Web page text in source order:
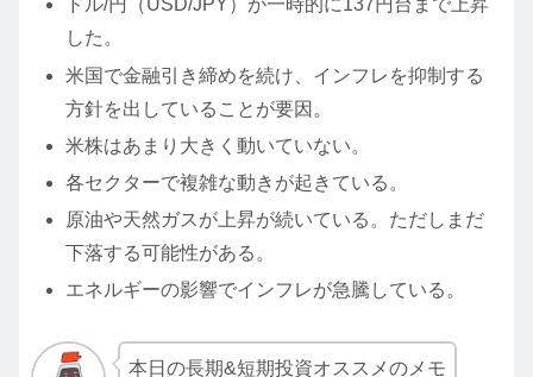
ドル/円（USD/JPY）が一時的に137円台まで上昇
した。
米国で金融引き締めを続け、インフレを抑制する
方針を出していることが要因。
米株はあまり大きく動いていない。
各セクターで複雑な動きが起きている。
原油や天然ガスが上昇が続いている。ただしまだ
下落する可能性がある。
エネルギーの影響でインフレが急騰している。
本日の長期&短期投資オススメのメモ